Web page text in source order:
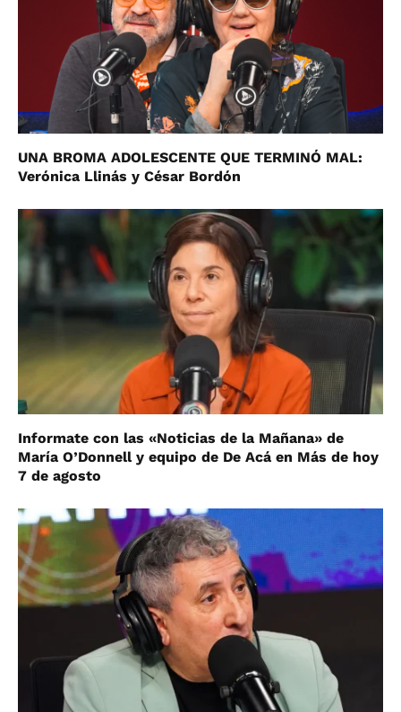
UNA BROMA ADOLESCENTE QUE TERMINÓ MAL:
Verónica Llinás y César Bordón
Informate con las «Noticias de la Mañana» de
María O’Donnell y equipo de De Acá en Más de hoy
7 de agosto